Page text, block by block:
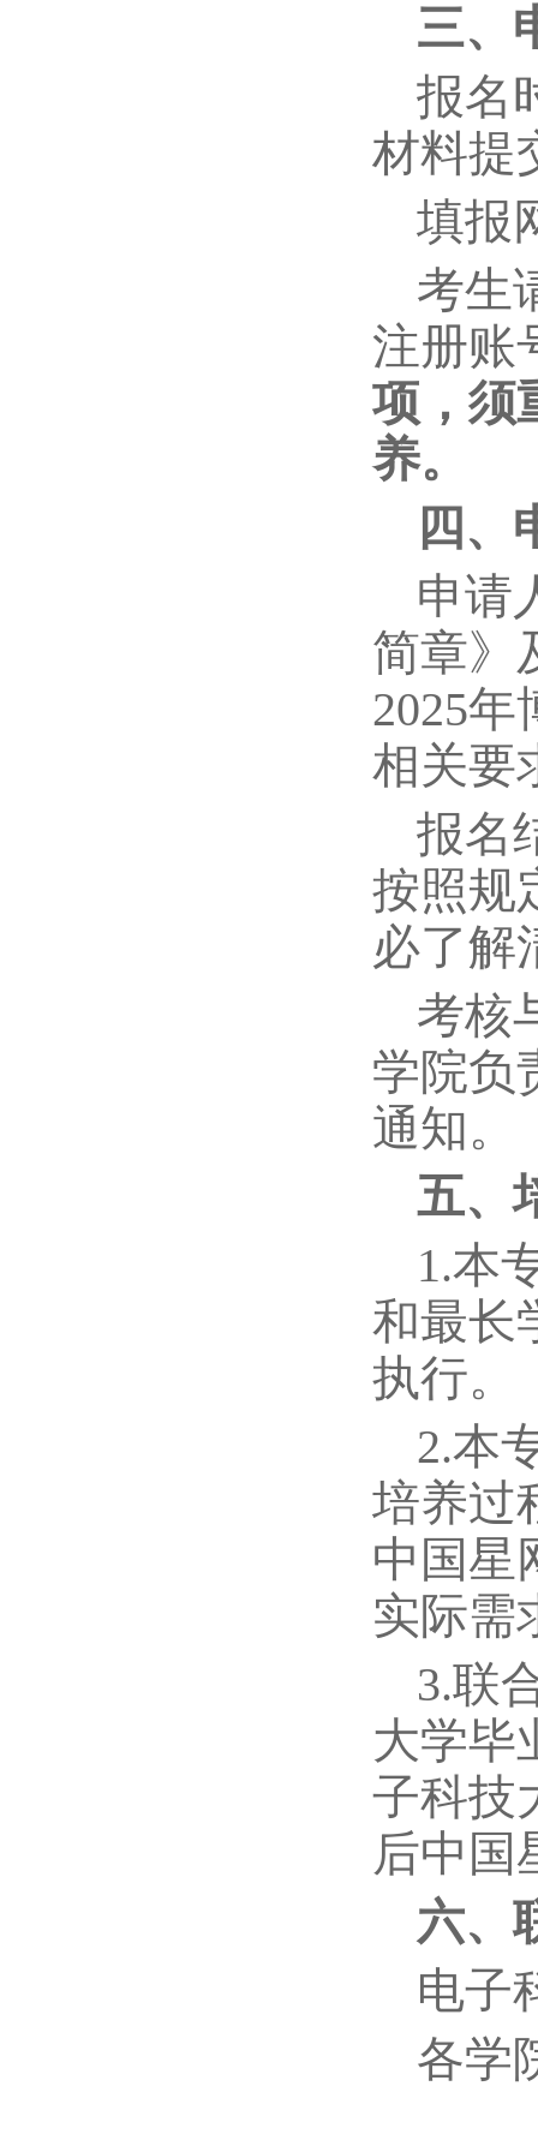
三、
报名
材料提
填报
考生
注册账
项，须
养。
四、
申请
简章》
2025
相关要
报名
按照规
必了解
考核
学院负
通知。
五、
1.本
和最长
执行。
2.本
培养过
中国星
实际需
3.联
大学毕
子科技
后中国
六、
电子
各学